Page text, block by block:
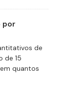
por
de
de 15
quantos